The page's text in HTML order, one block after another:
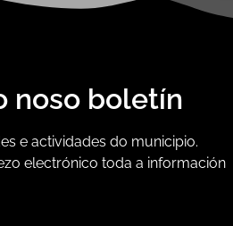
noso boletín
e actividades do municipio.
electrónico toda a información